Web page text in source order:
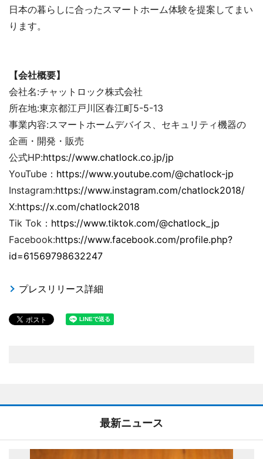
日本の暮らしに合ったスマートホーム体験を提案してまい
ります。
【会社概要】
会社名:チャットロック株式会社
所在地:東京都江戸川区春江町5-5-13
事業内容:スマートホームデバイス、セキュリティ機器の
企画・開発・販売
公式HP:https://www.chatlock.co.jp/jp
YouTube： https://www.youtube.com/@chatlock-jp
Instagram:https://www.instagram.com/chatlock2018/
X:https://x.com/chatlock2018
Tik Tok： https://www.tiktok.com/@chatlock_jp
Facebook:https://www.facebook.com/profile.php?
id=61569798632247
プレスリリース詳細
最新ニュース